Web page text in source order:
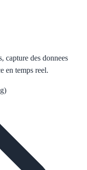
capture des donnees
en temps reel.